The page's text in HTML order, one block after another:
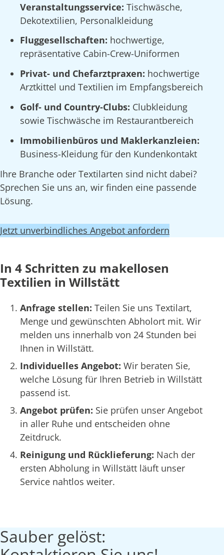
Veranstaltungsservice: Tischwäsche,
Dekotextilien, Personalkleidung
Fluggesellschaften: hochwertige,
repräsentative Cabin-Crew-Uniformen
Privat- und Chefarztpraxen: hochwertige
Arztkittel und Textilien im Empfangsbereich
Golf- und Country-Clubs: Clubkleidung
sowie Tischwäsche im Restaurantbereich
Immobilienbüros und Maklerkanzleien:
Business-Kleidung für den Kundenkontakt
Ihre Branche oder Textilarten sind nicht dabei?
Sprechen Sie uns an, wir finden eine passende
Lösung.
Jetzt unverbindliches Angebot anfordern
In 4 Schritten zu makellosen
Textilien in Willstätt
Anfrage stellen: Teilen Sie uns Textilart,
Menge und gewünschten Abholort mit. Wir
melden uns innerhalb von 24 Stunden bei
Ihnen in Willstätt.
Individuelles Angebot: Wir beraten Sie,
welche Lösung für Ihren Betrieb in Willstätt
passend ist.
Angebot prüfen: Sie prüfen unser Angebot
in aller Ruhe und entscheiden ohne
Zeitdruck.
Reinigung und Rücklieferung: Nach der
ersten Abholung in Willstätt läuft unser
Service nahtlos weiter.
Sauber gelöst: